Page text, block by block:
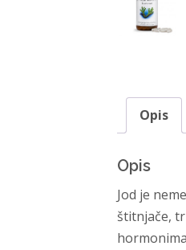
Opis
Opis
Jod je
štitnjače,